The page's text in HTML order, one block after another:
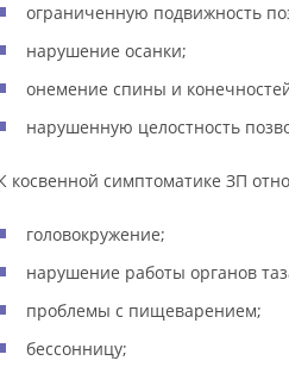
ограниченную подвижность
нарушение осанки;
онемение спины и
нарушенную целостность
косвенной симптоматике ЗП
головокружение;
нарушение работы органов
проблемы с пищеварением;
бессонницу;